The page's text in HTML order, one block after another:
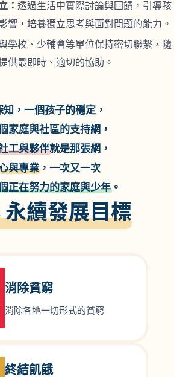
： 透過生活中實際討論與回饋，引導孩
響，培養獨立思考與面對問題的能力。
學校、少輔會等單位保持密切聯繫，隨
供最即時、適切的協助。
知，一個孩子的穩定，
家庭與社區的支持網，
工與夥伴就是那張網，
與專業，一次又一次
正在努力的家庭與少年。
永續發展目標
消除貧窮
消除各地一切形式的貧窮
終結飢餓